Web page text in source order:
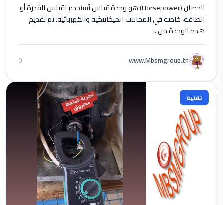
الحصان (Horsepower) هو وحدة قياس تُستخدم لقياس القدرة أو
الطاقة، خاصة في المجالات الميكانيكية والكهربائية. تم تقديم
هذه الوحدة من...
www.Mbsmgroup.tn
0
تقنية